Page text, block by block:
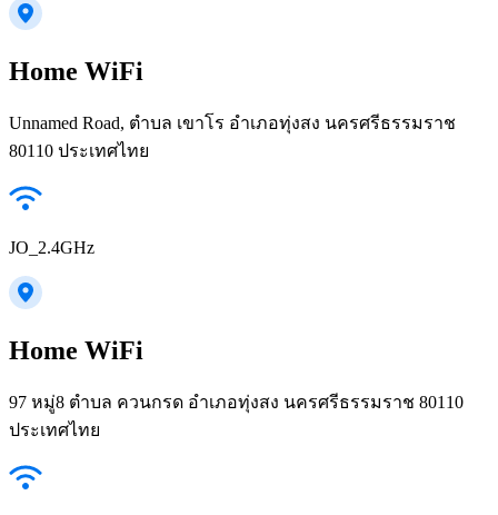
Home WiFi
Unnamed Road, ตำบล เขาโร อำเภอทุ่งสง นครศรีธรรมราช
80110 ประเทศไทย
JO_2.4GHz
Home WiFi
97 หมู่8 ตำบล ควนกรด อำเภอทุ่งสง นครศรีธรรมราช 80110
ประเทศไทย